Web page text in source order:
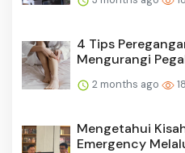
4 Tips
Mengurangi
2 months ago
Mengetahui
Emergency